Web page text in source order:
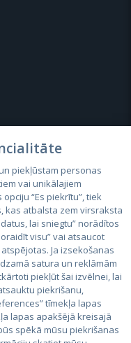
piekļūstam personas
vai unikālajiem
“Es piekrītu”, tiek
kas atbalsta zem virsraksta
lai sniegtu” norādītos
visu” vai atsaucot
Ja izsekošanas
satura un reklāmām
piekļūt šai izvēlnei, lai
piekrišanu,
tīmekļa lapas
lapas apakšējā kreisajā
spēkā mūsu piekrišanas